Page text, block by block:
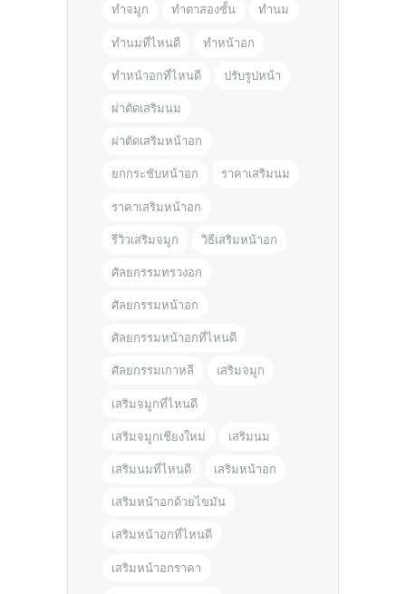
ทำจมูก ทำตาสองชั้น ทำนม
ทำนมที่ไหนดี ทำหน้าอก
ทำหน้าอกที่ไหนดี ปรับรูปหน้า
ผ่าตัดเสริมนม
ผ่าตัดเสริมหน้าอก
ยกกระชับหน้าอก ราคาเสริมนม
ราคาเสริมหน้าอก
รีวิวเสริมจมูก วิธีเสริมหน้าอก
ศัลยกรรมทรวงอก
ศัลยกรรมหน้าอก
ศัลยกรรมหน้าอกที่ไหนดี
ศัลยกรรมเกาหลี เสริมจมูก
เสริมจมูกที่ไหนดี
เสริมจมูกเชียงใหม่ เสริมนม
เสริมนมที่ไหนดี เสริมหน้าอก
เสริมหน้าอกด้วยไขมัน
เสริมหน้าอกที่ไหนดี
เสริมหน้าอกราคา